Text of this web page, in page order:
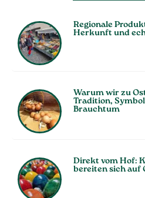
Regionale
Herkunft und
Warum wir zu
Tradition,
Brauchtum
Direkt vom Hof:
bereiten sich auf